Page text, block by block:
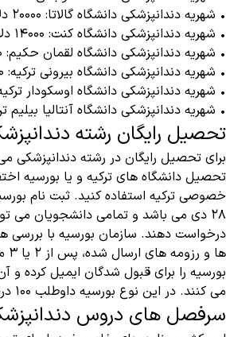
• شهریه دندانپزشکی دانشگاه گالاتا: ۲۰۰۰۰ دلار
• شهریه دندانپزشکی دانشگاه کنت: ۱۴۰۰۰ دلار
• شهریه دندانپزشکی دانشگاه لقمان حکیم: ۱۵۰۰۰ دلار
• شهریه دندانپزشکی دانشگاه بیرونی ترکیه: ۱۷۰۰۰ دلار
• شهریه دندانپزشکی دانشگاه اوسکودار ترکیه: ۱۸۰۰۰
• شهریه دندانپزشکی دانشگاه آنتالیا بیلیم ترکیه:
تحصیل رایگان رشته
برای تحصیل رایگان در رشته دندانپزشکی
تحصیل دانشگاه های ترکیه و یا بورسیه
۲۸ دی می باشد و تمامی دانشجویان می
درخواست دهند. سازمان بورسیه با بررسی
بورسیه را برای قبول شدگان ایمیل کرده و
می کنند. در این نوع بورسیه داوطلب ۱۰۰ درصد بورسیه می شود.
سرفصل های دروس